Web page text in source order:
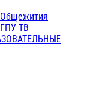
Общежития
ТВ